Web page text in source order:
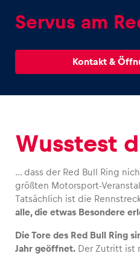
Erlebnisse
Seiten
Servus am
Kontakt &
Wusstest
… dass der Red Bull Ring
größten Motorsport-
Tatsächlich ist die
alle, die etwas Besondere
Die Tore des Red Bull Ring
Jahr geöffnet. Der Zutritt ist